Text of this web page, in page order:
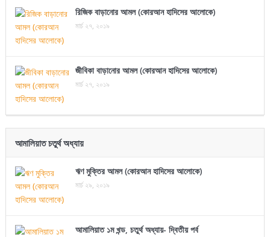
রিজিক বাড়ানোর আমল (কোরআন হাদিসের আলোকে)
মার্চ ২৭, ২০১৯
জীবিকা বাড়ানোর আমল (কোরআন হাদিসের আলোকে)
মার্চ ২৭, ২০১৯
আমালিয়াত চতুর্থ অধ্যায়
ঋণ মুক্তির আমল (কোরআন হাদিসের আলোকে)
মার্চ ২৯, ২০১৯
আমালিয়াত ১ম খন্ড, চতুর্থ অধ্যায়- দ্বিতীয় পর্ব